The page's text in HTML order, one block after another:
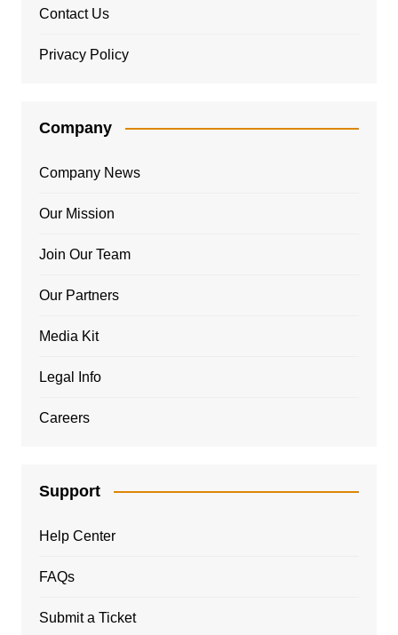
Contact Us
Privacy Policy
Company
Company News
Our Mission
Join Our Team
Our Partners
Media Kit
Legal Info
Careers
Support
Help Center
FAQs
Submit a Ticket